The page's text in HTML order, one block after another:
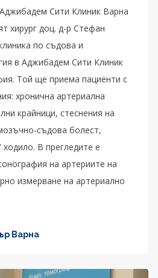
Сити Клиник Варна
хирург доц. д-р Стефан
по съдова и
в Аджибадем Сити Клиник
Той ще приема пациенти с
хронична артериална
крайници, стеснения на
съдова болест,
ходило. В прегледите е
на артериите на
измерване на артериално
Варна